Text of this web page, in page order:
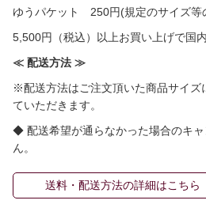
ゆうパケット 250円(規定のサイズ等
5,500円（税込）以上お買い上げで国
≪ 配送方法 ≫
※配送方法はご注文頂いた商品サイズ
ていただきます。
◆ 配送希望が通らなかった場合のキ
ん。
送料・配送方法の詳細はこちら